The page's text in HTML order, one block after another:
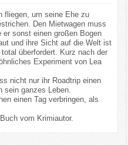
fliegen, um seine Ehe zu
Den Mietwagen muss
sonst einen großen Bogen
und ihre Sicht auf die Welt ist
überfordert. Kurz nach der
Experiment von Lea
nicht nur ihr Roadtrip einen
sein ganzes Leben.
einen Tag verbringen, als
vom Krimiautor.